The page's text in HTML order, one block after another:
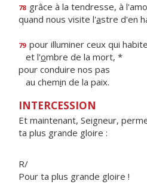
78 grâce à la tendresse, à l'amo
quand nous visite l'astre d'en
79 pour illuminer ceux qui
et l'ombre de la mort, *
pour conduire nos pas
au chemin de la paix.
INTERCESSION
Et maintenant, Seigneur,
ta plus grande gloire :
R/
Pour ta plus grande gloire !